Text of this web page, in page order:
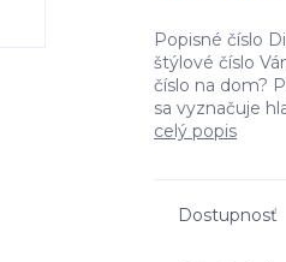
Popisné číslo
štýlové číslo
číslo na dom?
sa vyznačuje
celý popis
Dostupnosť